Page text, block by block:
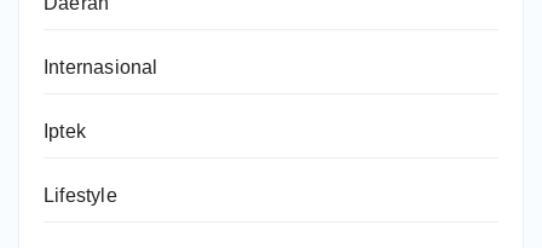
Internasional
Iptek
Lifestyle